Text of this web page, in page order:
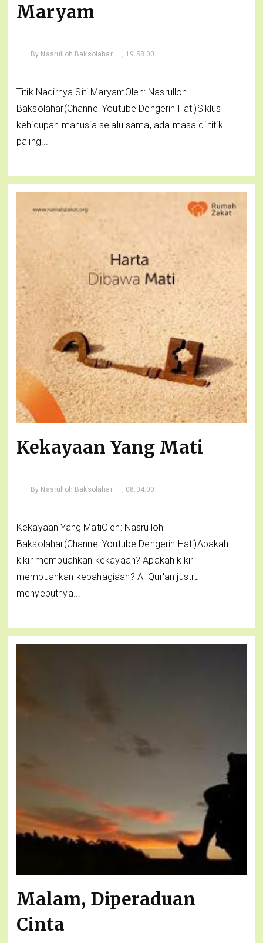
Maryam
By Nasrulloh Baksolahar , 19.58.00
Titik Nadirnya Siti MaryamOleh: Nasrulloh
Baksolahar(Channel Youtube Dengerin Hati)Siklus
kehidupan manusia selalu sama, ada masa di titik
paling...
Kekayaan Yang Mati
By Nasrulloh Baksolahar , 08.04.00
Kekayaan Yang MatiOleh: Nasrulloh
Baksolahar(Channel Youtube Dengerin Hati)Apakah
kikir membuahkan kekayaan? Apakah kikir
membuahkan kebahagiaan? Al-Qur'an justru
menyebutnya...
Malam, Diperaduan
Cinta